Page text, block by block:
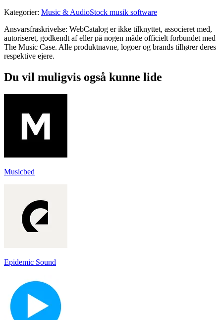
Kategorier: Music & AudioStock musik software
Ansvarsfraskrivelse: WebCatalog er ikke tilknyttet, associeret med,
autoriseret, godkendt af eller på nogen måde officielt forbundet med
The Music Case. Alle produktnavne, logoer og brands tilhører deres
respektive ejere.
Du vil muligvis også kunne lide
Musicbed
Epidemic Sound